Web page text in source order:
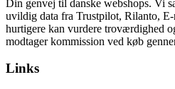
Din genvej til danske webshops. Vi
uvildig data fra Trustpilot, Rilanto,
hurtigere kan vurdere troværdighed
modtager kommission ved køb
Links